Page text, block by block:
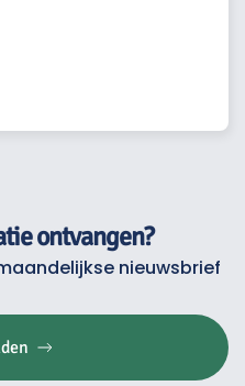
ontvangen?
nieuwsbrief